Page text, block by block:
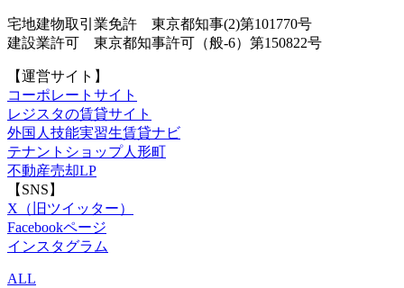
宅地建物取引業免許 東京都知事(2)第101770号
建設業許可 東京都知事許可（般-6）第150822号
【運営サイト】
コーポレートサイト
レジスタの賃貸サイト
外国人技能実習生賃貸ナビ
テナントショップ人形町
不動産売却LP
【SNS】
X（旧ツイッター）
Facebookページ
インスタグラム
ALL